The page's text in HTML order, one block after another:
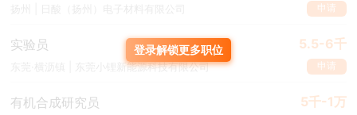
申请
实验员 5.5-6千
东莞·横沥镇 | 东莞小锂新能源科技有限公司 申请
有机合成研究员 5千-1万
登录解锁更多职位